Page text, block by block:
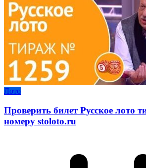
Лото
Проверить билет Русское лото
номеру stoloto.ru